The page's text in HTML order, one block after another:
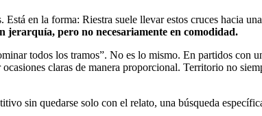
en la forma: Riestra suele llevar estos cruces hacia
jerarquía, pero no necesariamente en comodidad.
todos los tramos”. No es lo mismo. En partidos con
claras de manera proporcional. Territorio no
sin quedarse solo con el relato, una búsqueda